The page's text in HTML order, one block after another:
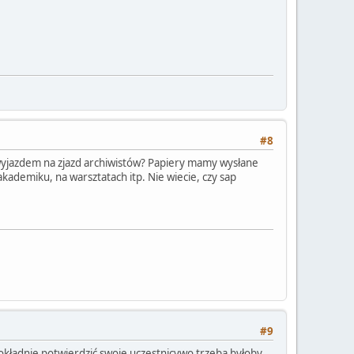
#8
na zjazd archiwistów? Papiery mamy wysłane
na warsztatach itp. Nie wiecie, czy sap
#9